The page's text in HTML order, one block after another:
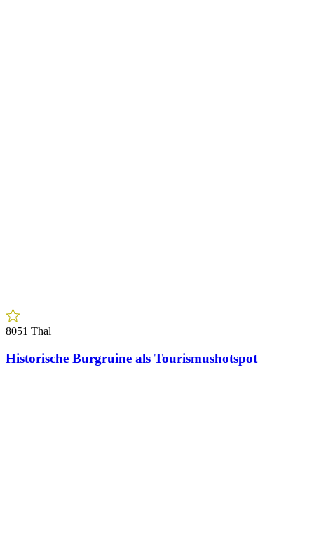
8051 Thal
Historische Burgruine als Tourismushotspot